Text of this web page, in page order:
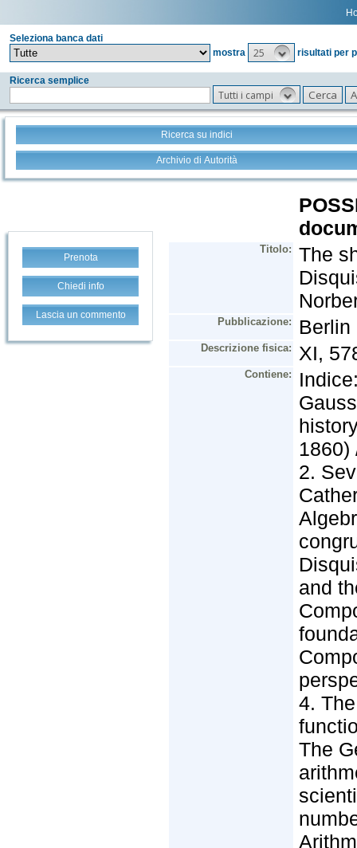
Seleziona banca dati
mostra
25 risultati per
Ricerca semplice
Tutti i campi
Ricerca su indici
Archivio di Autorità
Prenota
Chiedi info
Lascia un commento